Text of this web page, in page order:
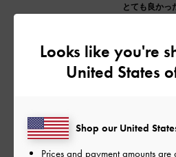
とても良かっ
もっと見る
Looks like you're
United States
Shop our United
Prices and payment amounts are